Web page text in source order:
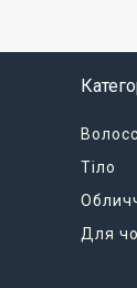
Тіло
Для